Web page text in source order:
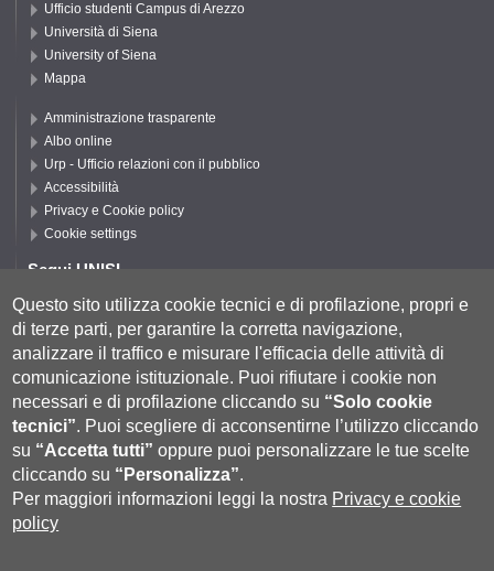
Ufficio studenti Campus di Arezzo
Università di Siena
University of Siena
Mappa
Amministrazione trasparente
Albo online
Urp - Ufficio relazioni con il pubblico
Accessibilità
Privacy e Cookie policy
Cookie settings
Segui UNISI
Segui DFCLAM
Questo sito utilizza cookie tecnici e di profilazione, propri e
di terze parti, per garantire la corretta navigazione,
analizzare il traffico e misurare l'efficacia delle attività di
comunicazione istituzionale. Puoi rifiutare i cookie non
necessari e di profilazione cliccando su “Solo cookie
tecnici”. Puoi scegliere di acconsentirne l’utilizzo cliccando
su “Accetta tutti” oppure puoi personalizzare le tue scelte
cliccando su “Personalizza”.
Per maggiori informazioni leggi la nostra Privacy e cookie
policy